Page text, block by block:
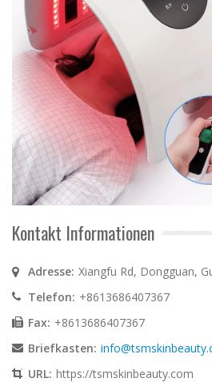
Kontakt Informationen
Adresse: Xiangfu Rd, Dongguan,
Telefon: +8613686407367
Fax: +8613686407367
Briefkasten:
URL: https://tsmskinbeauty.com